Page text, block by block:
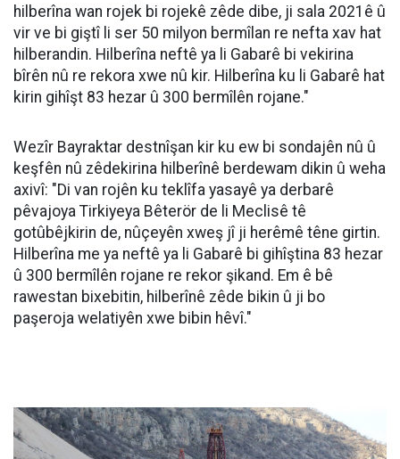
hilberîna wan rojek bi rojekê zêde dibe, ji sala 2021ê û
vir ve bi giştî li ser 50 milyon bermîlan re nefta xav hat
hilberandin. Hilberîna neftê ya li Gabarê bi vekirina
bîrên nû re rekora xwe nû kir. Hilberîna ku li Gabarê hat
kirin gihîşt 83 hezar û 300 bermîlên rojane."
Wezîr Bayraktar destnîşan kir ku ew bi sondajên nû û
keşfên nû zêdekirina hilberînê berdewam dikin û weha
axivî: "Di van rojên ku teklîfa yasayê ya derbarê
pêvajoya Tirkiyeya Bêterör de li Meclisê tê
gotûbêjkirin de, nûçeyên xweş jî ji herêmê têne girtin.
Hilberîna me ya neftê ya li Gabarê bi gihîştina 83 hezar
û 300 bermîlên rojane re rekor şikand. Em ê bê
rawestan bixebitin, hilberînê zêde bikin û ji bo
paşeroja welatiyên xwe bibin hêvî."